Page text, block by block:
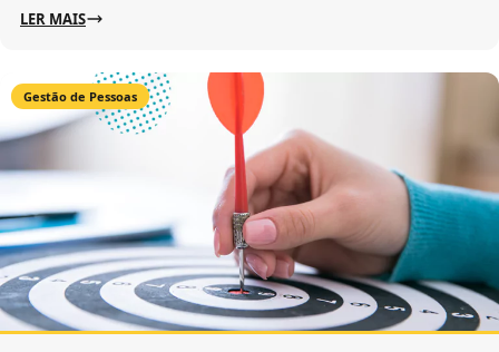
LER MAIS
Gestão de Pessoas